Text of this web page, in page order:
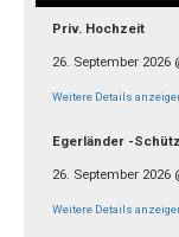
Priv. Hochzeit
26. September 2026
Weitere Details
Egerländer -
26. September 2026
Weitere Details